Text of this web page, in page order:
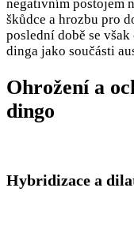
negativním postojem
škůdce a hrozbu pro
poslední době se
dinga jako součásti
Ohrožení a
dingo
Hybridizace a